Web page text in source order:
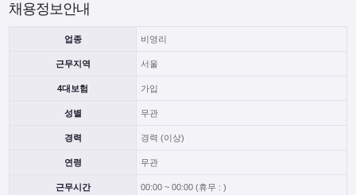
채용정보안내
업종 비영리
근무지역 서울
4대보험 가입
성별 무관
경력 경력 (이상)
연령 무관
근무시간 00:00 ~ 00:00 (휴무 : )